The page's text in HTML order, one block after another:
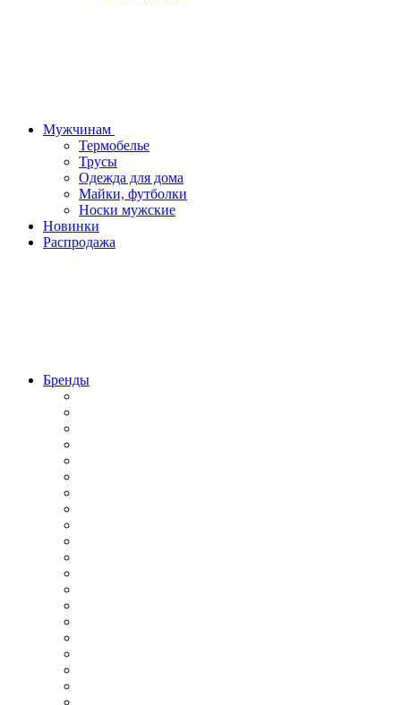
Мужчинам
Термобелье
Трусы
Одежда для дома
Майки, футболки
Носки мужские
Новинки
Распродажа
Бренды